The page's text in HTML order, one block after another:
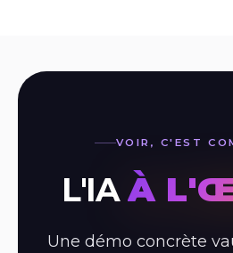
VOIR, C'EST
L'IAÀ
Une démo concrète